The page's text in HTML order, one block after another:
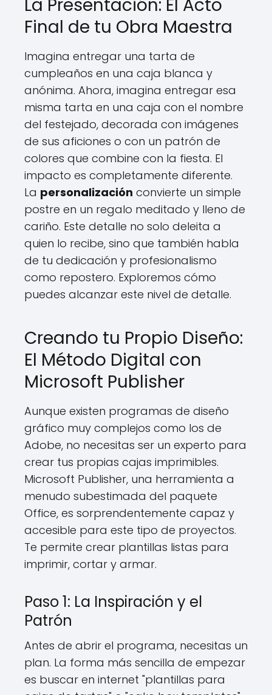
La Presentación: El Acto
Final de tu Obra Maestra
Imagina entregar una tarta de
cumpleaños en una caja blanca y
anónima. Ahora, imagina entregar esa
misma tarta en una caja con el nombre
del festejado, decorada con imágenes
de sus aficiones o con un patrón de
colores que combine con la fiesta. El
impacto es completamente diferente.
La personalización convierte un simple
postre en un regalo meditado y lleno de
cariño. Este detalle no solo deleita a
quien lo recibe, sino que también habla
de tu dedicación y profesionalismo
como repostero. Exploremos cómo
puedes alcanzar este nivel de detalle.
Creando tu Propio Diseño:
El Método Digital con
Microsoft Publisher
Aunque existen programas de diseño
gráfico muy complejos como los de
Adobe, no necesitas ser un experto para
crear tus propias cajas imprimibles.
Microsoft Publisher, una herramienta a
menudo subestimada del paquete
Office, es sorprendentemente capaz y
accesible para este tipo de proyectos.
Te permite crear plantillas listas para
imprimir, cortar y armar.
Paso 1: La Inspiración y el
Patrón
Antes de abrir el programa, necesitas un
plan. La forma más sencilla de empezar
es buscar en internet "plantillas para